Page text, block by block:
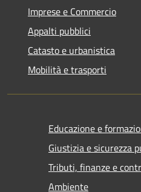
Imprese e Commercio
Appalti pubblici
Catasto e urbanistica
Mobilità e trasporti
Educazione e
Giustizia e sicurezza
Tributi, finanze e
Ambiente